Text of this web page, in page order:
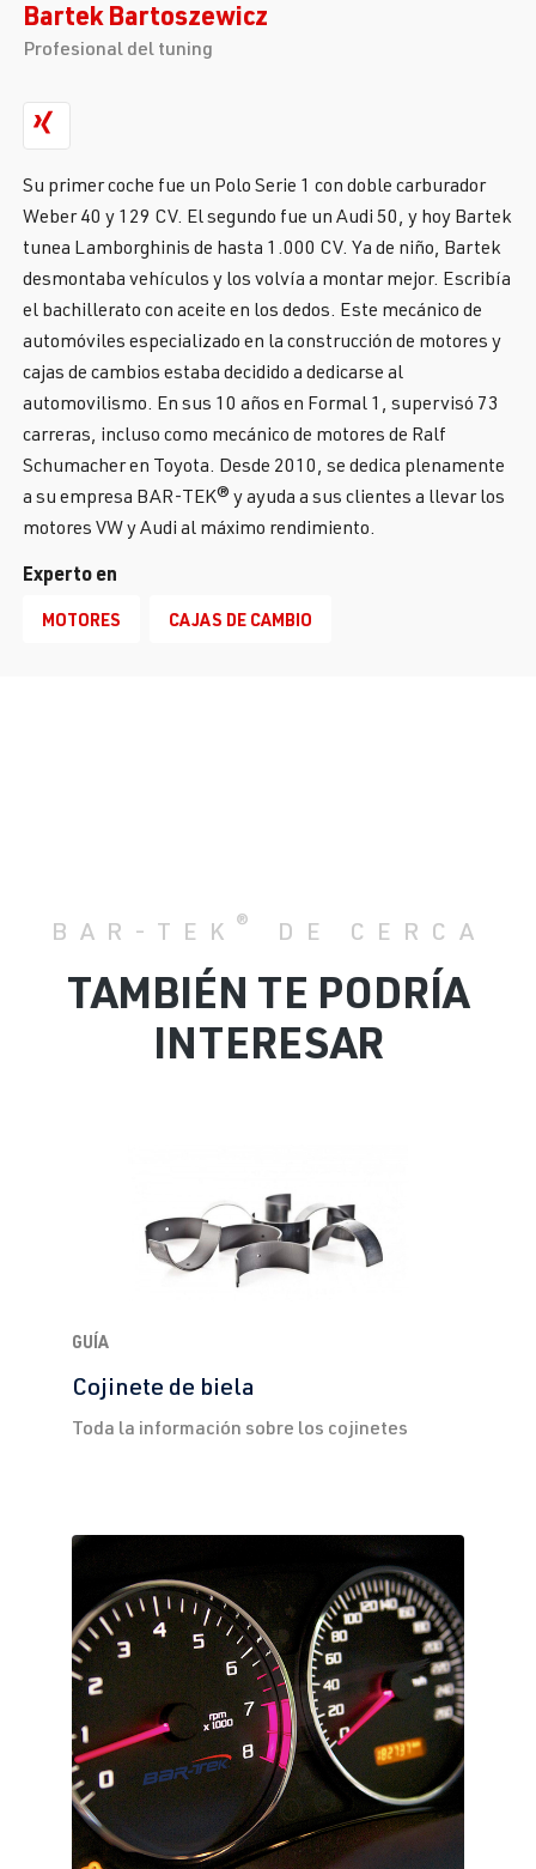
Bartek Bartoszewicz
Profesional del tuning
Su primer coche fue un Polo Serie 1 con doble carburador
Weber 40 y 129 CV. El segundo fue un Audi 50, y hoy Bartek
tunea Lamborghinis de hasta 1.000 CV. Ya de niño, Bartek
desmontaba vehículos y los volvía a montar mejor. Escribía
el bachillerato con aceite en los dedos. Este mecánico de
automóviles especializado en la construcción de motores y
cajas de cambios estaba decidido a dedicarse al
automovilismo. En sus 10 años en Formal 1, supervisó 73
carreras, incluso como mecánico de motores de Ralf
Schumacher en Toyota. Desde 2010, se dedica plenamente
a su empresa BAR-TEK® y ayuda a sus clientes a llevar los
motores VW y Audi al máximo rendimiento.
Experto en
MOTORES CAJAS DE CAMBIO
BAR-TEK ® DE CERCA
TAMBIÉN TE PODRÍA
INTERESAR
GUÍA
Cojinete de biela
Toda la información sobre los cojinetes